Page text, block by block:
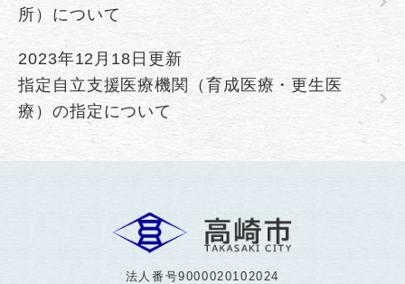
所）について
2023年12月18日更新
指定自立支援医療機関（育成医療・更生医
療）の指定について
法人番号9000020102024